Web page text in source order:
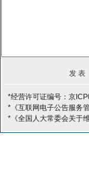
*经营许可证编号：京
*《互联网电子公告服务
*《全国人大常委会关于